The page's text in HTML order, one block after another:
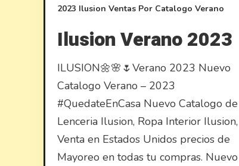
2023 Ilusion Ventas Por Catalogo Verano
Ilusion Verano 2023
ILUSION🌼🌸🌷Verano 2023 Nuevo
Catalogo Verano – 2023
#QuedateEnCasa Nuevo Catalogo de
Lenceria Ilusion, Ropa Interior Ilusion,
Venta en Estados Unidos precios de
Mayoreo en todas tu compras. Nuevo